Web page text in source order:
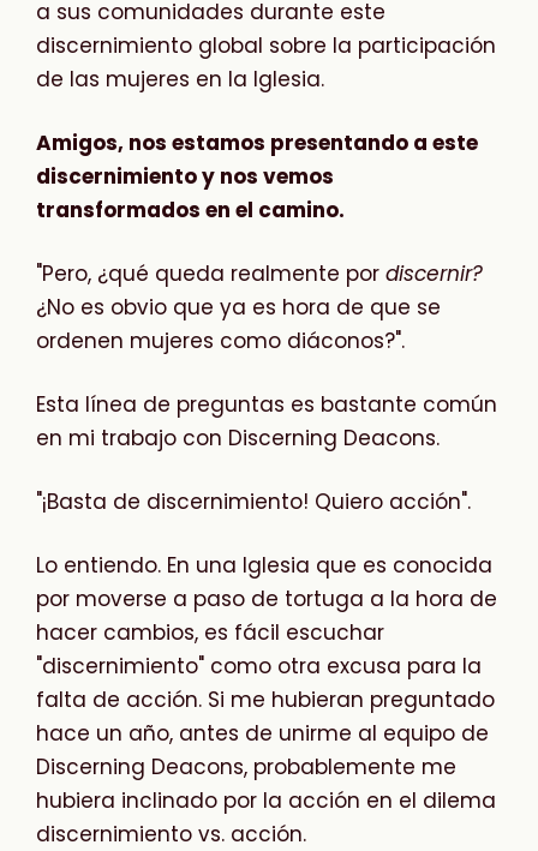
a sus comunidades durante este
discernimiento global sobre la participación
de las mujeres en la Iglesia.
Amigos, nos estamos presentando a este
discernimiento y nos vemos
transformados en el camino.
"Pero, ¿qué queda realmente por discernir?
¿No es obvio que ya es hora de que se
ordenen mujeres como diáconos?".
Esta línea de preguntas es bastante común
en mi trabajo con Discerning Deacons.
"¡Basta de discernimiento! Quiero acción".
Lo entiendo. En una Iglesia que es conocida
por moverse a paso de tortuga a la hora de
hacer cambios, es fácil escuchar
"discernimiento" como otra excusa para la
falta de acción. Si me hubieran preguntado
hace un año, antes de unirme al equipo de
Discerning Deacons, probablemente me
hubiera inclinado por la acción en el dilema
discernimiento vs. acción.